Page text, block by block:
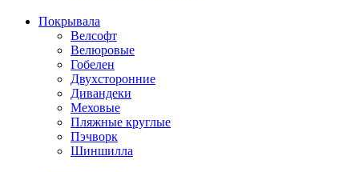
Покрывала
Велсофт
Велюровые
Гобелен
Двухсторонние
Дивандеки
Меховые
Пляжные круглые
Пэчворк
Шиншилла